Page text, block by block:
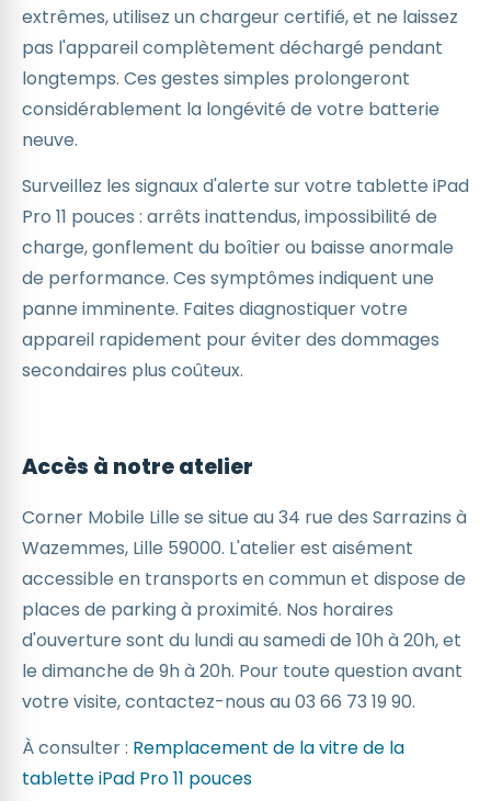
extrêmes, utilisez un chargeur certifié, et ne laissez
pas l'appareil complètement déchargé pendant
longtemps. Ces gestes simples prolongeront
considérablement la longévité de votre batterie
neuve.
Surveillez les signaux d'alerte sur votre tablette iPad
Pro 11 pouces : arrêts inattendus, impossibilité de
charge, gonflement du boîtier ou baisse anormale
de performance. Ces symptômes indiquent une
panne imminente. Faites diagnostiquer votre
appareil rapidement pour éviter des dommages
secondaires plus coûteux.
Accès à notre atelier
Corner Mobile Lille se situe au 34 rue des Sarrazins à
Wazemmes, Lille 59000. L'atelier est aisément
accessible en transports en commun et dispose de
places de parking à proximité. Nos horaires
d'ouverture sont du lundi au samedi de 10h à 20h, et
le dimanche de 9h à 20h. Pour toute question avant
votre visite, contactez-nous au 03 66 73 19 90.
À consulter : Remplacement de la vitre de la
tablette iPad Pro 11 pouces